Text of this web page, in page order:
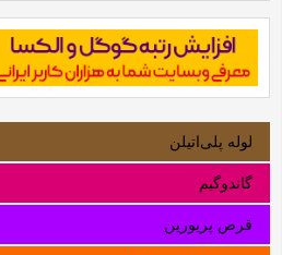
لوله‌ پلی‌اتیلن
گاندوگیم
قرص پریورین